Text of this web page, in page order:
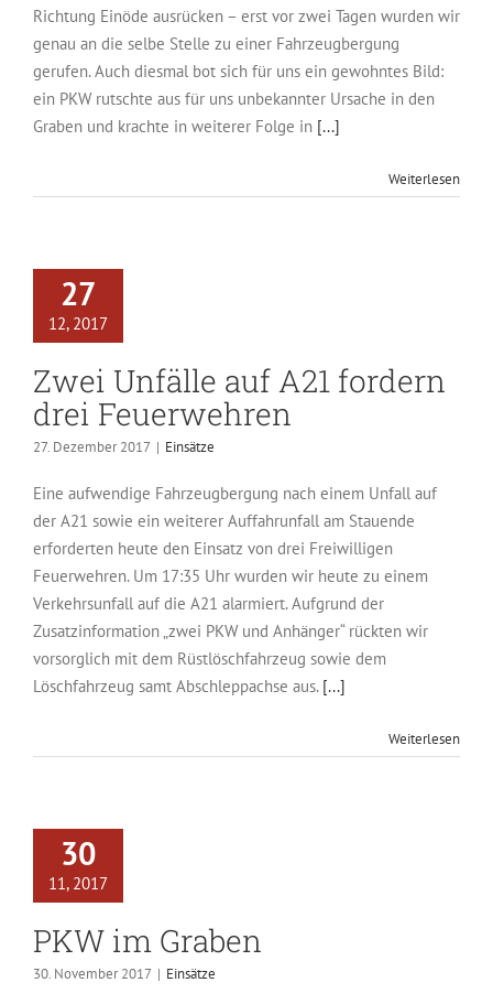
Richtung Einöde ausrücken – erst vor zwei Tagen wurden wir
genau an die selbe Stelle zu einer Fahrzeugbergung
gerufen. Auch diesmal bot sich für uns ein gewohntes Bild:
ein PKW rutschte aus für uns unbekannter Ursache in den
Graben und krachte in weiterer Folge in [...]
Weiterlesen
27
12, 2017
Zwei Unfälle auf A21 fordern
drei Feuerwehren
27. Dezember 2017 | Einsätze
Eine aufwendige Fahrzeugbergung nach einem Unfall auf
der A21 sowie ein weiterer Auffahrunfall am Stauende
erforderten heute den Einsatz von drei Freiwilligen
Feuerwehren. Um 17:35 Uhr wurden wir heute zu einem
Verkehrsunfall auf die A21 alarmiert. Aufgrund der
Zusatzinformation „zwei PKW und Anhänger“ rückten wir
vorsorglich mit dem Rüstlöschfahrzeug sowie dem
Löschfahrzeug samt Abschleppachse aus. [...]
Weiterlesen
30
11, 2017
PKW im Graben
30. November 2017 | Einsätze